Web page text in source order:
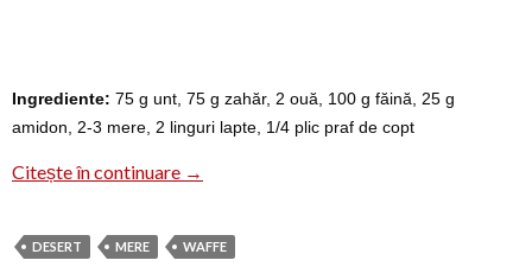
Ingrediente: 75 g unt, 75 g zahăr, 2 ouă, 100 g făină, 25 g
amidon, 2-3 mere, 2 linguri lapte, 1/4 plic praf de copt
Citește în continuare Waffe cu mere
→
DESERT MERE WAFFE